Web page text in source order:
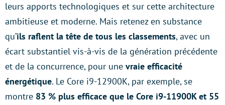
leurs apports technologiques et sur cette architecture
ambitieuse et moderne. Mais retenez en substance
qu’ils raflent la tête de tous les classements, avec un
écart substantiel vis-à-vis de la génération précédente
et de la concurrence, pour une vraie efficacité
énergétique. Le Core i9-12900K, par exemple, se
montre 83 % plus efficace que le Core i9-11900K et 55